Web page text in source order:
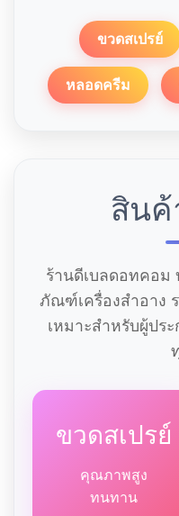
ขวดสเปรย์
หลอดครีม
สินค้
ร้านดีเบลดอทคอม
ภัณฑ์เครื่องสำอาง
เหมาะสำหรับผู้ปร
ขวดสเปรย์
คุณภาพสูง
ทนทาน